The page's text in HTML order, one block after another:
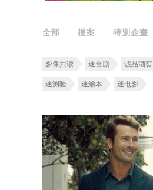
全部 提案 特別企畫
影像共读 迷台剧 诚品酒窖
迷测验 迷繪本 迷电影